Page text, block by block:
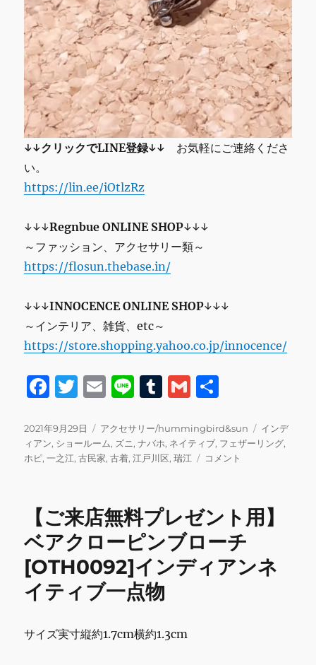
↓↓クリックでLINE登録↓↓ お気軽にご連絡くださ
い。
https://lin.ee/iOtlzRz
↓↓↓Regnbue ONLINE SHOP↓↓↓
～ファッション、アクセサリー類～
https://flosun.thebase.in/
↓↓↓INNOCENCE ONLINE SHOP↓↓↓
～インテリア、雑貨、etc～
https://store.shopping.yahoo.co.jp/innocence/
F
c
e
o
k
T
it
te
E
ai
l
Li
e
T
m
bl
G
ai
l
投
稿
日:
2021年9月29日
カ
テ
ゴ
アクセサリー/hummingbird&sun
タ
グ
インデ
ィアン, ショールーム, ズニ ,ナバホ, ネイティブ, フェザーリング,
ホピ,一之江,古民家,古着,江戸川区,瑞江
【ご
料
レ
ゼ
ン
コメント
【ご来店無料プレゼント用】
ベアクローピンブローチ
[OTH0092]インディアンネ
イティブ一点物
サイズ実寸縦約1.7cm横約1.3cm